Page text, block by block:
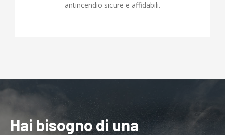
antincendio sicure e affidabili.
Hai bisogno di una